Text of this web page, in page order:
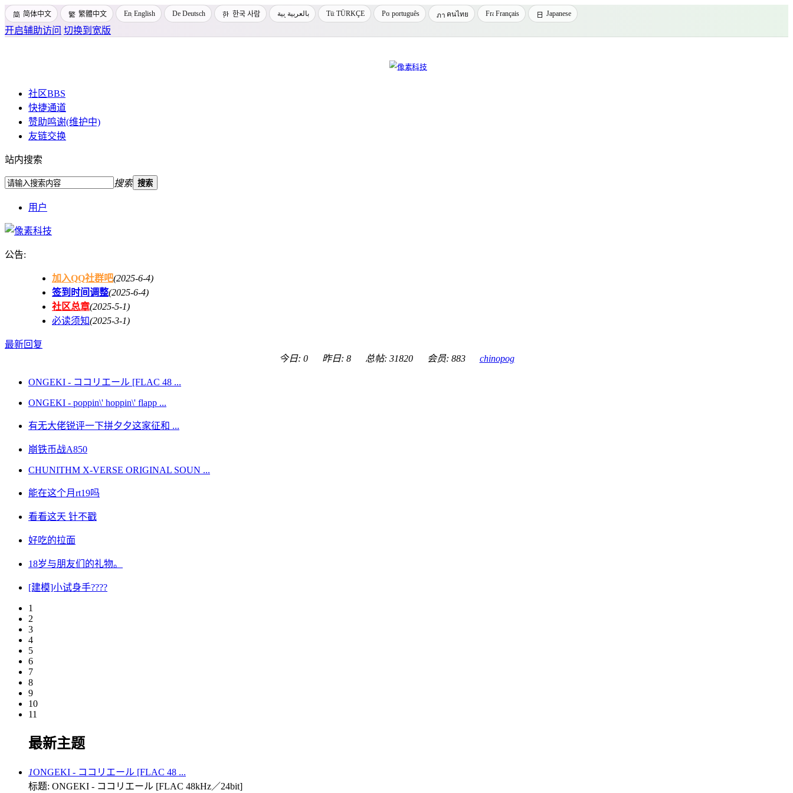
简体中文 繁體中文 English Deutsch 한국 사람 بالعربية TÜRKÇE português คนไทย Français Japanese
开启辅助访问 切换到宽版
社区BBS
快捷通道
赞助鸣谢(维护中)
友链交换
站内搜索
搜索 搜索
用户
Pixtech 社区 - 云计算、Linux 运维、网络技术与容器化交流平台
公告:
加入QQ社群吧(2025-6-4)
签到时间调整(2025-6-4)
社区总章(2025-5-1)
必读须知(2025-3-1)
最新回复
今日: 0
昨日: 8 总帖: 31820 会员: 883 chinopog
ONGEKI - ココリエール [FLAC 48 ...
ONGEKI - poppin\' hoppin\' flapp ...
有无大佬锐评一下拼夕夕这家征和 ...
崩铁币战A850
CHUNITHM X-VERSE ORIGINAL SOUN ...
能在这个月rt19吗
看看这天 针不戳
好吃的拉面
18岁与朋友们的礼物。
[建模]小试身手????
1
2
3
4
5
6
7
8
9
10
11
最新主题
1ONGEKI - ココリエール [FLAC 48 ...
标题: ONGEKI - ココリエール [FLAC 48kHz／24bit]